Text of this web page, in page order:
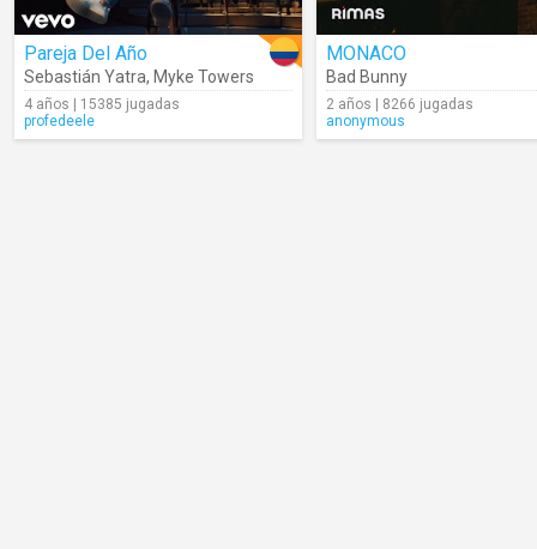
Pareja Del Año
Sebastián Yatra, Myke Towers
4 años | 15385 jugadas
profedeele
MONACO
Bad Bunny
2 años | 8266 jugadas
anonymous